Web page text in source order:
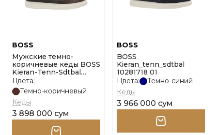
BOSS
Мужские темно-
коричневые кеды BOSS
Kieran-Tenn-Sdtbal
размер 41
Цвета:
Темно-коричневый
Кеды
3 898 000 сум
BOSS
BOSS
Kieran_tenn_sdtbal
10281718 01
Цвета:
Темно-синий
Кеды
3 966 000 сум